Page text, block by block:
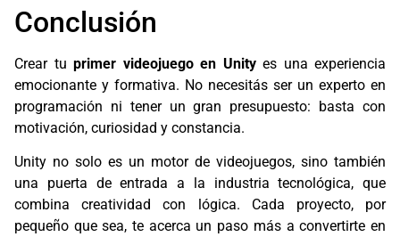
Conclusión
Crear tu primer videojuego en Unityes una experiencia
emocionante y formativa. No necesitás ser un experto en
programación ni tener un gran presupuesto: basta con
motivación, curiosidad y constancia.
Unity no solo es un motor de videojuegos, sino también
una puerta de entrada a la industria tecnológica, que
combina creatividad con lógica. Cada proyecto, por
pequeño que sea, te acerca un paso más a convertirte en